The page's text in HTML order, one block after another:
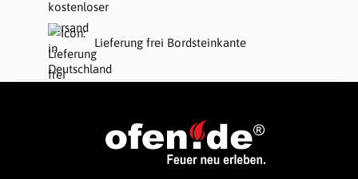
Lieferung frei Bordsteinkante